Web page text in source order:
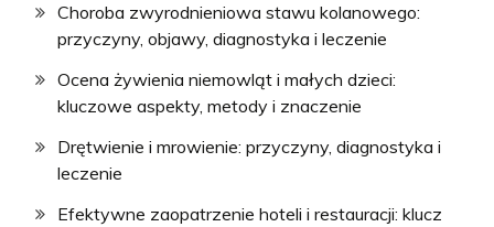
Choroba zwyrodnieniowa stawu kolanowego:
przyczyny, objawy, diagnostyka i leczenie
Ocena żywienia niemowląt i małych dzieci:
kluczowe aspekty, metody i znaczenie
Drętwienie i mrowienie: przyczyny, diagnostyka i
leczenie
Efektywne zaopatrzenie hoteli i restauracji: klucz